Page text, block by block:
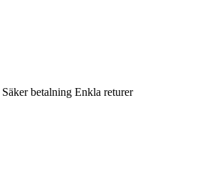
Säker betalning Enkla returer